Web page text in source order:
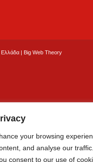
your browsing
and analyse our
consent to our use of
| Big Web Theory